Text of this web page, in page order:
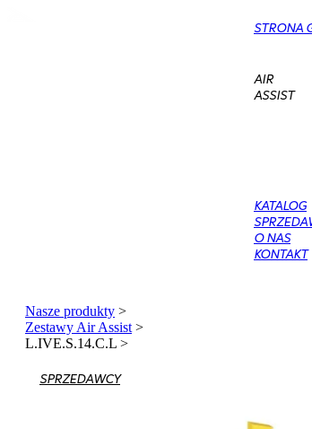
STRONA
AIR
ASSIST
KATALOG
O NAS
KONTAKT
Nasze produkty >
Zestawy Air Assist >
L.IVE.S.14.C.L >
SPRZEDAWCY